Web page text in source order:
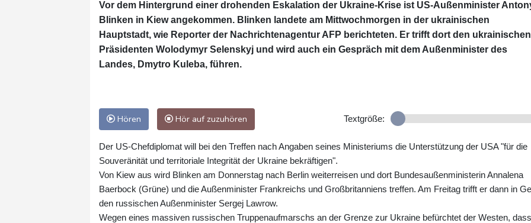
Vor dem Hintergrund einer drohenden Eskalation der Ukraine-Krise ist US-Außenminister
Blinken in Kiew angekommen. Blinken landete am Mittwochmorgen in der ukrainischen
Hauptstadt, wie Reporter der Nachrichtenagentur AFP berichteten. Er trifft dort den ukrainischen
Präsidenten Wolodymyr Selenskyj und wird auch ein Gespräch mit dem Außenminister des
Landes, Dmytro Kuleba, führen.
Hören Hör auf zuzuhören Textgröße:
Der US-Chefdiplomat will bei den Treffen nach Angaben seines Ministeriums die Unterstützung der USA "für die
Souveränität und territoriale Integrität der Ukraine bekräftigen".
Von Kiew aus wird Blinken am Donnerstag nach Berlin weiterreisen und dort Bundesaußenministerin Annalena
Baerbock (Grüne) und die Außenminister Frankreichs und Großbritanniens treffen. Am Freitag trifft er dann in
den russischen Außenminister Sergej Lawrow.
Wegen eines massiven russischen Truppenaufmarschs an der Grenze zur Ukraine befürchtet der Westen, dass